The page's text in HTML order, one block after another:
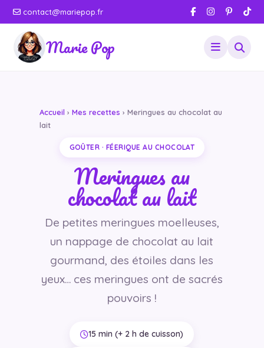
contact@mariepop.fr
Marie Pop
Accueil › Mes recettes › Meringues au chocolat au
lait
GOÛTER · FÉERIQUE AU CHOCOLAT
Meringues au
chocolat au lait
De petites meringues moelleuses,
un nappage de chocolat au lait
gourmand, des étoiles dans les
yeux… ces meringues ont de sacrés
pouvoirs !
15 min (+ 2 h de cuisson)